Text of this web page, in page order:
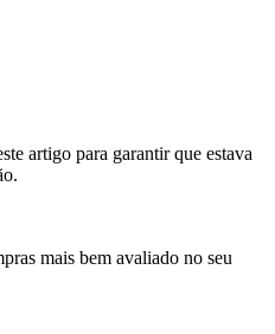
artigo para garantir que estava
mais bem avaliado no seu